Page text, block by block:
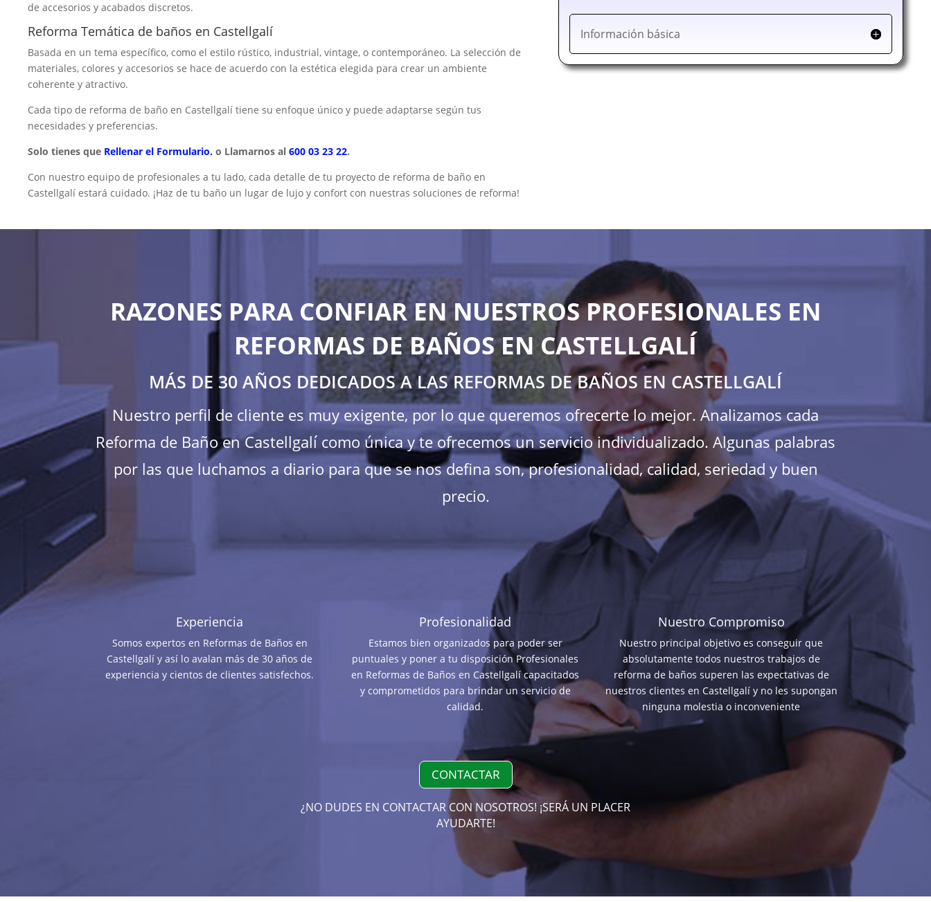
de accesorios y acabados discretos.
Reforma Temática de baños en Castellgalí
Basada en un tema específico, como el estilo rústico, industrial, vintage, o contemporáneo. La selección de
materiales, colores y accesorios se hace de acuerdo con la estética elegida para crear un ambiente
coherente y atractivo.
Cada tipo de reforma de baño en Castellgalí tiene su enfoque único y puede adaptarse según tus
necesidades y preferencias.
Solo tienes que Rellenar el Formulario. o Llamarnos al 600 03 23 22.
Con nuestro equipo de profesionales a tu lado, cada detalle de tu proyecto de reforma de baño en
Castellgalí estará cuidado. ¡Haz de tu baño un lugar de lujo y confort con nuestras soluciones de reforma!
Información básica
RAZONES PARA CONFIAR EN NUESTROS PROFESIONALES EN
REFORMAS DE BAÑOS EN CASTELLGALÍ
MÁS DE 30 AÑOS DEDICADOS A LAS REFORMAS DE BAÑOS EN CASTELLGALÍ
Nuestro perfil de cliente es muy exigente, por lo que queremos ofrecerte lo mejor. Analizamos cada
Reforma de Baño en Castellgalí como única y te ofrecemos un servicio individualizado. Algunas palabras
por las que luchamos a diario para que se nos defina son, profesionalidad, calidad, seriedad y buen
precio.
Experiencia
Somos expertos en Reformas de Baños en
Castellgalí y así lo avalan más de 30 años de
experiencia y cientos de clientes satisfechos.
Profesionalidad
Estamos bien organizados para poder ser
puntuales y poner a tu disposición Profesionales
en Reformas de Baños en Castellgalí capacitados
y comprometidos para brindar un servicio de
calidad.
Nuestro Compromiso
Nuestro principal objetivo es conseguir que
absolutamente todos nuestros trabajos de
reforma de baños superen las expectativas de
nuestros clientes en Castellgalí y no les supongan
ninguna molestia o inconveniente
CONTACTAR
¿NO DUDES EN CONTACTAR CON NOSOTROS! ¡SERÁ UN PLACER
AYUDARTE!